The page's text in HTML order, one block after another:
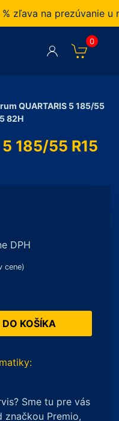
na prezúvanie u
0
QUARTARIS 5 185/55
82H
185/55 R15
DPH
cene)
DO KOŠÍKA
Sme tu pre vás
značkou Premio,